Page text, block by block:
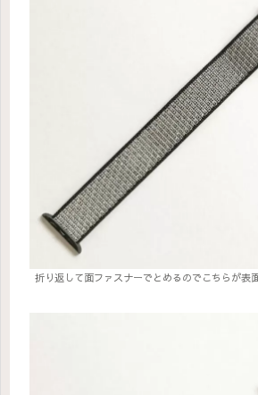
折り返して面ファスナーでとめるのでこちらが表